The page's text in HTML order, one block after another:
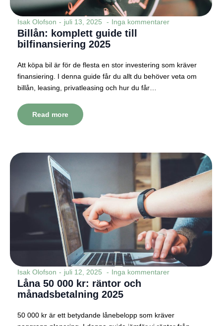
Billån: komplett guide till
bilfinansiering 2025
Isak Olofson juli 13, 2025 Inga kommentarer
Att köpa bil är för de flesta en stor investering som kräver
finansiering. I denna guide får du allt du behöver veta om
billån, leasing, privatleasing och hur du får…
Read more
Låna 50 000 kr: räntor och
månadsbetalning 2025
Isak Olofson juli 12, 2025 Inga kommentarer
50 000 kr är ett betydande lånebelopp som kräver